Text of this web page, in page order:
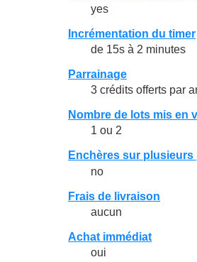
yes
Incrémentation du timer
de 15s à 2 minutes
Parrainage
3 crédits offerts par
Nombre de lots mis en
1 ou 2
Enchères sur plusieurs
no
Frais de livraison
aucun
Achat immédiat
oui